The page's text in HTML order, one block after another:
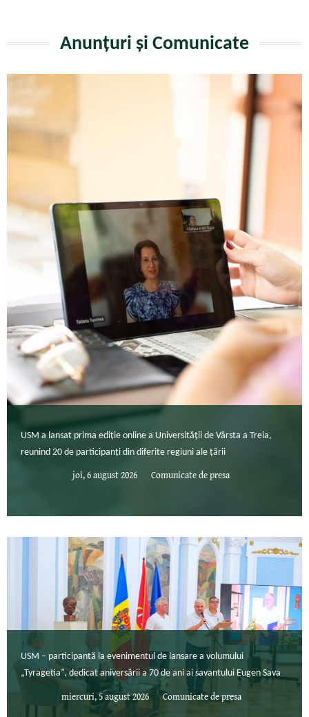
Anunțuri și Comunicate
USM a lansat prima ediție online a Universității de Vârsta a Treia,
reunind 20 de participanți din diferite regiuni ale țării
joi, 6 august 2026 Comunicate de presa
USM – participantă la evenimentul de lansare a volumului
„Tyragetia”, dedicat aniversării a 70 de ani ai savantului Eugen Sava
miercuri, 5 august 2026 Comunicate de presa